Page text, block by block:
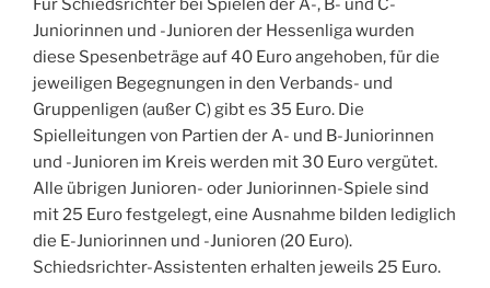
Für Schiedsrichter bei Spielen der A-, B- und C-
Juniorinnen und -Junioren der Hessenliga wurden
diese Spesenbeträge auf 40 Euro angehoben, für die
jeweiligen Begegnungen in den Verbands- und
Gruppenligen (außer C) gibt es 35 Euro. Die
Spielleitungen von Partien der A- und B-Juniorinnen
und -Junioren im Kreis werden mit 30 Euro vergütet.
Alle übrigen Junioren- oder Juniorinnen-Spiele sind
mit 25 Euro festgelegt, eine Ausnahme bilden lediglich
die E-Juniorinnen und -Junioren (20 Euro).
Schiedsrichter-Assistenten erhalten jeweils 25 Euro.